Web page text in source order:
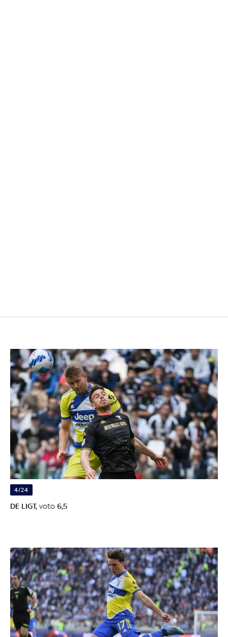
4/24
DE LIGT, voto 6,5